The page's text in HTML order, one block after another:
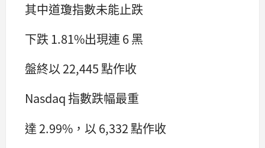
其中道瓊指數未能止跌
下跌 1.81%出現連 6 黑
盤終以 22,445 點作收
Nasdaq 指數跌幅最重
達 2.99%，以 6,332 點作收